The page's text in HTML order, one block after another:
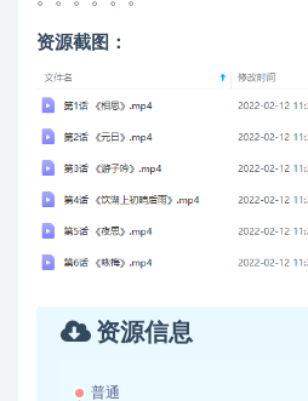
资源截图：
资源信息
普通